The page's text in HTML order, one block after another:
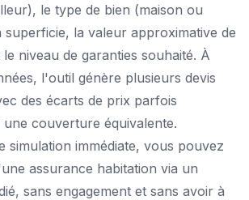
le type de bien (maison ou
superficie, la valeur approximative de
niveau de garanties souhaité. À
l'outil génère plusieurs devis
des écarts de prix parfois
couverture équivalente.
simulation immédiate, vous pouvez
assurance habitation via un
sans engagement et sans avoir à